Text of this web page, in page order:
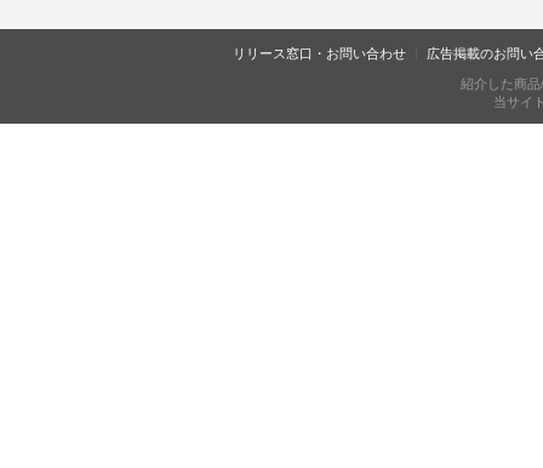
リリース窓口・お問い合わせ 広告掲載のお問い
紹介した商
当サイ